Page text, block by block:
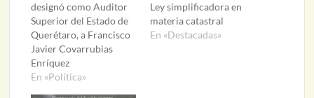
designó como Auditor
Superior del Estado de
Querétaro, a Francisco
Javier Covarrubias
Enríquez
En «Política»
Ley simplificadora en
materia catastral
En «Destacadas»